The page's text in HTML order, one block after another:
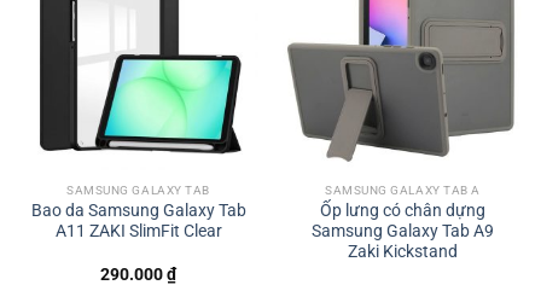
Các
tùy
chọn
trên
trang
sản
SAMSUNG GALAXY TAB
Bao da Samsung Galaxy Tab
A11 ZAKI SlimFit Clear
290.000₫
SAMSUNG GALAXY TAB A
Ốp lưng có chân dựng
Samsung Galaxy Tab A9
Zaki Kickstand